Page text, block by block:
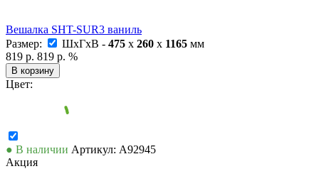
Вешалка SHT-SUR3 ваниль
Размер:
ШxГxВ - 475 x 260 x 1165 мм
819 р. 819 р. %
В корзину
Цвет:
● В наличии Артикул: А92945
Акция